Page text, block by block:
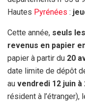
Hautes Pyrénées :
Cette année, seuls
revenus en papier
papier à partir du 20
date limite de dépôt
au vendredi 12 juin à
résident à